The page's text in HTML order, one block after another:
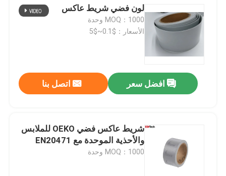
لون فضي شريط عاكس
MOQ：1000 وحدة
الأسعار：$0.1~$5
افضل سعر اتصل بنا
شريط عاكس فضي OEKO للملابس
والأحذية الموحدة مع EN20471
MOQ：1000 وحدة